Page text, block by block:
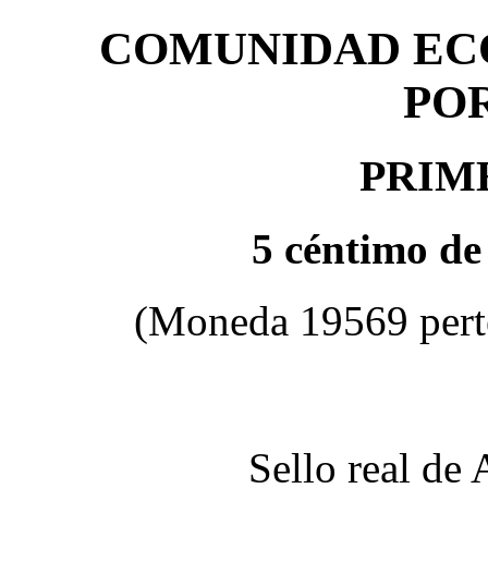
COMUNIDAD
5 céntimo
(Moneda 19569
Sello real de